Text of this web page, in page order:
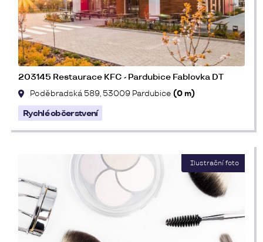
203145 Restaurace KFC - Pardubice Fablovka DT
Poděbradská 589, 53009 Pardubice (0 m)
Rychlé občerstvení